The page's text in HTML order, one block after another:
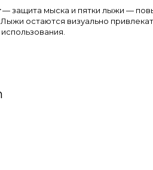
— защита мыска и пятки лыжи —
остаются визуально